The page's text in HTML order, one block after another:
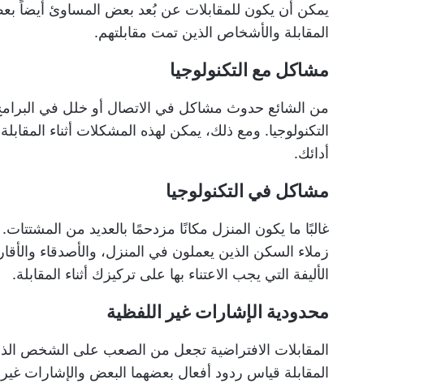
يمكن أن يكون للمقابلات عن بُعد بعض المساوئ أيضاً
المقابلة والأشخاص الذين تمت مقابلتهم.
مشاكل مع التكنولوجيا
من الشائع حدوث مشاكل في الاتصال أو خلل في
التكنولوجيا. ومع ذلك، يمكن لهذه المشكلات أثناء
أدائك.
مشاكل في التكنولوجيا
غالبًا ما يكون المنزل مكانًا مزدحمًا بالعديد من
زملاء السكن الذين يعملون في المنزل، والأصدقاء
الأليفة التي يجب الاعتناء بها على تركيزك أثناء المقابلة.
محدودية الإشارات غير اللفظية
المقابلات الافتراضية تجعل من الصعب على الشخص
المقابلة قياس ردود أفعال بعضهما البعض والإشارات